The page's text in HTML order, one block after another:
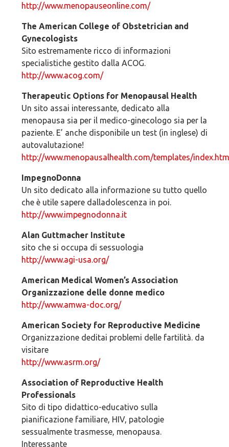
http://www.menopauseonline.com/
The American College of Obstetrician and
Gynecologists
Sito estremamente ricco di informazioni
specialistiche gestito dalla ACOG.
http://www.acog.com/
Therapeutic Options for Menopausal Health
Un sito assai interessante, dedicato alla
menopausa sia per il medico-ginecologo sia per la
paziente. E’ anche disponibile un test (in inglese) di
autovalutazione!
http://www.menopausalhealth.com/templates/
ImpegnoDonna
Un sito dedicato alla informazione su tutto quello
che è utile sapere dalladolescenza in poi.
http://www.impegnodonna.it
Alan Guttmacher Institute
sito che si occupa di sessuologia
http://www.agi-usa.org/
American Medical Women’s Association
Organizzazione delle donne medico
http://www.amwa-doc.org/
American Society for Reproductive Medicine
Organizzazione deditai problemi delle fartilità. da
visitare
http://www.asrm.org/
Association of Reproductive Health
Professionals
Sito di tipo didattico-educativo sulla
pianificazione familiare, HIV, patologie
sessualmente trasmesse, menopausa.
Interessante